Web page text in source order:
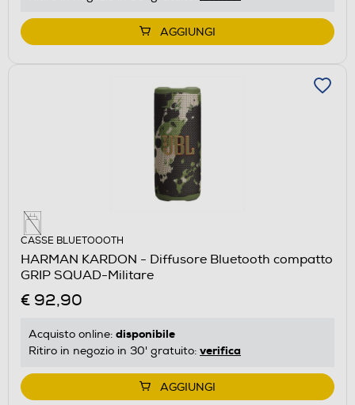
AGGIUNGI
CASSE BLUETOOOTH
HARMAN KARDON - Diffusore Bluetooth compatto
GRIP SQUAD-Militare
€ 92,90
Acquisto online: disponibile
Ritiro in negozio in 30' gratuito: verifica
AGGIUNGI